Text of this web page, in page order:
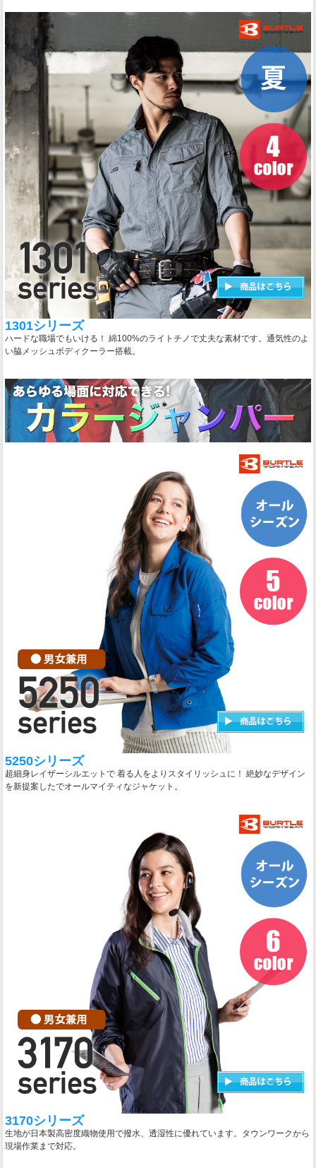
1301シリーズ
ハードな職場でもいける！ 綿100%のライトチノで丈夫な素材です。通気性のよ
い脇メッシュボディクーラー搭載。
5250シリーズ
超細身レイザーシルエットで 着る人をよりスタイリッシュに！ 絶妙なデザイン
を新提案したでオールマイティなジャケット。
3170シリーズ
生地が日本製高密度織物使用で撥水、透湿性に優れています。タウンワークから
現場作業まで対応。